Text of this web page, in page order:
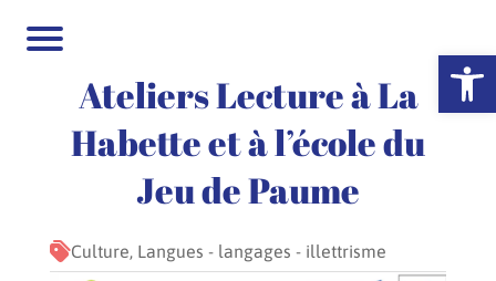
Ouvrir
Ateliers Lecture à La
Habette et à l’école du
Jeu de Paume
Culture, Langues - langages - illettrisme